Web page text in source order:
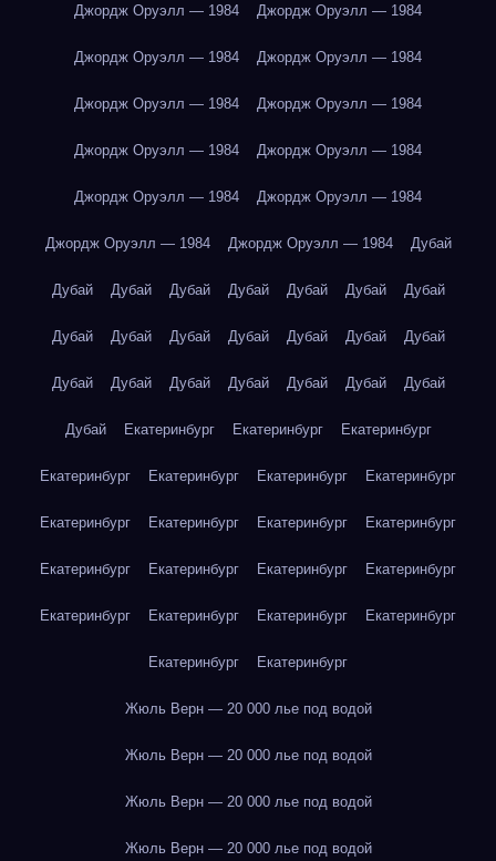
Джордж Оруэлл — 1984 Джордж Оруэлл — 1984
Джордж Оруэлл — 1984 Джордж Оруэлл — 1984
Джордж Оруэлл — 1984 Джордж Оруэлл — 1984
Джордж Оруэлл — 1984 Джордж Оруэлл — 1984
Джордж Оруэлл — 1984 Джордж Оруэлл — 1984
Джордж Оруэлл — 1984 Джордж Оруэлл — 1984 Дубай
Дубай Дубай Дубай Дубай Дубай Дубай Дубай
Дубай Дубай Дубай Дубай Дубай Дубай Дубай
Дубай Дубай Дубай Дубай Дубай Дубай Дубай
Дубай Екатеринбург Екатеринбург Екатеринбург
Екатеринбург Екатеринбург Екатеринбург Екатеринбург
Екатеринбург Екатеринбург Екатеринбург Екатеринбург
Екатеринбург Екатеринбург Екатеринбург Екатеринбург
Екатеринбург Екатеринбург Екатеринбург Екатеринбург
Екатеринбург Екатеринбург
Жюль Верн — 20 000 лье под водой
Жюль Верн — 20 000 лье под водой
Жюль Верн — 20 000 лье под водой
Жюль Верн — 20 000 лье под водой